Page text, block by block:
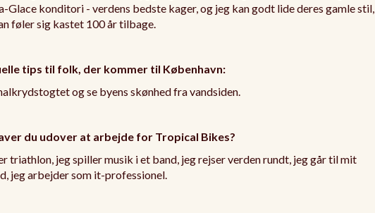
Glace konditori - verdens bedste kager, og jeg kan godt lide deres gamle stil,
føler sig kastet 100 år tilbage.
tips til folk, der kommer til København:
og se byens skønhed fra vandsiden.
du udover at arbejde for Tropical Bikes?
triathlon, jeg spiller musik i et band, jeg rejser verden rundt, jeg går til mit
jeg arbejder som it-professionel.